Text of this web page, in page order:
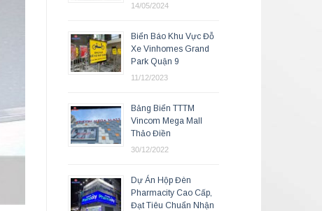
14/05/2024
Biển Báo Khu Vực Đỗ
Xe Vinhomes Grand
Park Quận 9
11/12/2023
Bảng Biển TTTM
Vincom Mega Mall
Thảo Điền
30/12/2022
Dự Án Hộp Đèn
Pharmacity Cao Cấp,
Đạt Tiêu Chuẩn Nhận